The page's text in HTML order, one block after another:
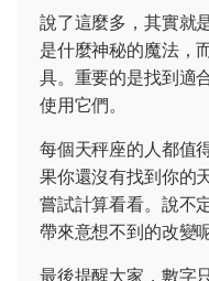
說了這麼多，其實就
是什麼神秘的魔法，
具。重要的是找到適
使用它們。
每個天秤座的人都值
果你還沒有找到你的
嘗試計算看看。說不
帶來意想不到的改變
最後提醒大家，數字